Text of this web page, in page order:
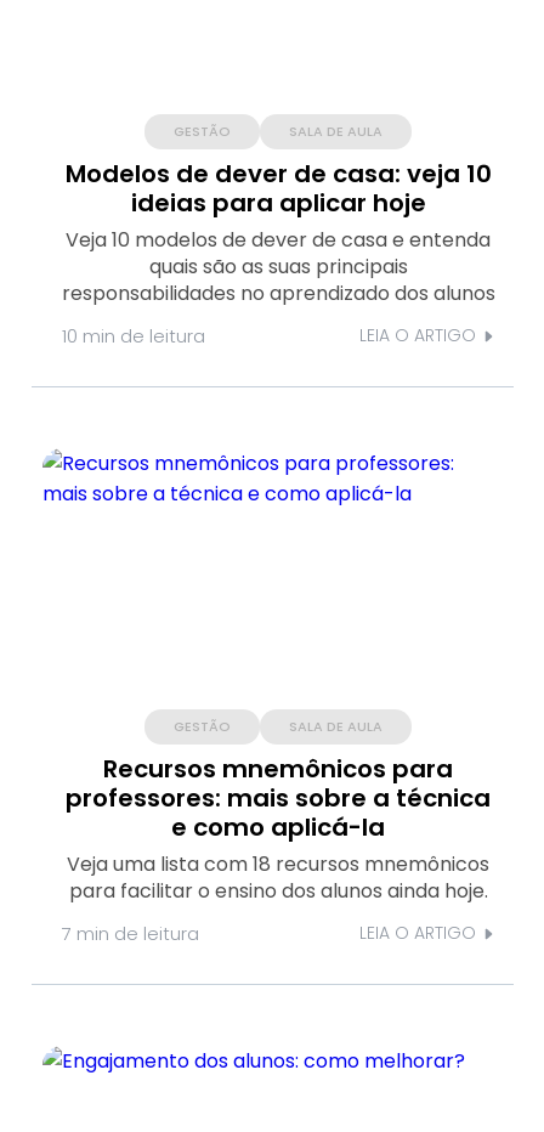
GESTÃO SALA DE AULA
Modelos de dever de casa: veja 10
ideias para aplicar hoje
Veja 10 modelos de dever de casa e entenda
quais são as suas principais
responsabilidades no aprendizado dos alunos
10 min de leitura LEIA O ARTIGO
GESTÃO SALA DE AULA
Recursos mnemônicos para
professores: mais sobre a técnica
e como aplicá-la
Veja uma lista com 18 recursos mnemônicos
para facilitar o ensino dos alunos ainda hoje.
7 min de leitura LEIA O ARTIGO